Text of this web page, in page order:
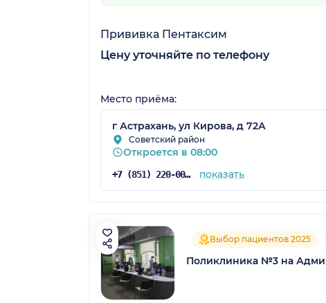
Прививка Пентаксим
Цену уточняйте по телефону
Место приёма:
г Астрахань, ул Кирова, д 72А
Советский район
Откроется в 08:00
+7 (851) 220-00-75 показать
Выбор пациентов 2025
Поликлиника №3 на